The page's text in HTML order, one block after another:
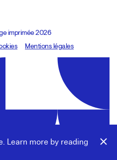
Learn more by reading
imprimée 2026
Mentions légales